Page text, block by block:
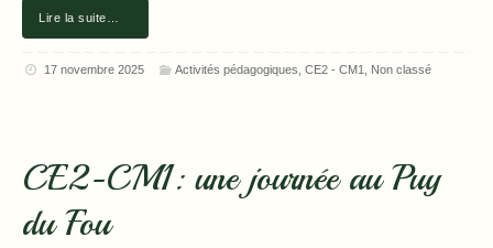
Lire la suite…
17 novembre 2025 Activités pédagogiques ,CE2 - CM1 Non classé
CE2-CM1: une journée au Puy
du Fou